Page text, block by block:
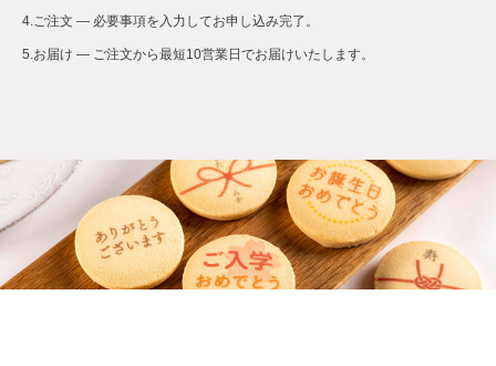
4.ご注文 — 必要事項を入力してお申し込み完了。
5.お届け — ご注文から最短10営業日でお届けいたします。